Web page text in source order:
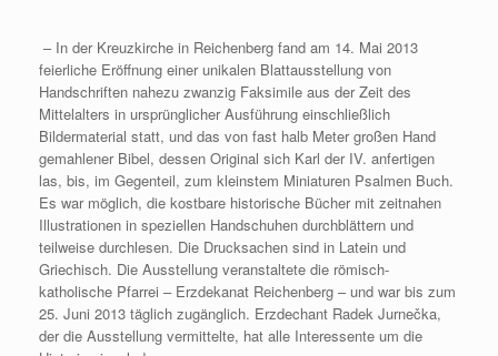
– In der Kreuzkirche in Reichenberg fand am 14. Mai 2013
feierliche Eröffnung einer unikalen Blattausstellung von
Handschriften nahezu zwanzig Faksimile aus der Zeit des
Mittelalters in ursprünglicher Ausführung einschließlich
Bildermaterial statt, und das von fast halb Meter großen Hand
gemahlener Bibel, dessen Original sich Karl der IV. anfertigen
las, bis, im Gegenteil, zum kleinstem Miniaturen Psalmen Buch.
Es war möglich, die kostbare historische Bücher mit zeitnahen
Illustrationen in speziellen Handschuhen durchblättern und
teilweise durchlesen. Die Drucksachen sind in Latein und
Griechisch. Die Ausstellung veranstaltete die römisch-
katholische Pfarrei – Erzdekanat Reichenberg – und war bis zum
25. Juni 2013 täglich zugänglich. Erzdechant Radek Jurnečka,
der die Ausstellung vermittelte, hat alle Interessente um die